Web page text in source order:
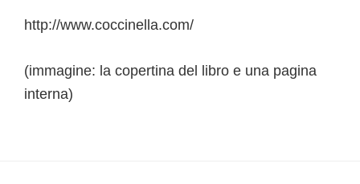
http://www.coccinella.com/
(immagine: la copertina del libro e una pagina
interna)